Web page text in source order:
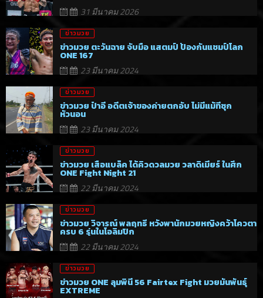
31 มีนาคม 2026
ข่าวมวย
ข่าวมวย ตะวันฉาย จับมือ แสตมป์ ป้องกันแชมป์โลก
ONE 167
23 มีนาคม 2024
ข่าวมวย
ข่าวมวย ป๋าอี อดีตเจ้าของค่ายตกอับ ไม่มีแม้ที่ซุก
หัวนอน
23 มีนาคม 2024
ข่าวมวย
ข่าวมวย เสือแบล็ค ได้คิวดวลมวย วลาดิเมียร์ ในศึก
ONE Fight Night 21
22 มีนาคม 2024
ข่าวมวย
ข่าวมวย วิจารณ์ พลฤทธิ์ หวังพานักมวยหญิงคว้าโควตา
ครบ 6 รุ่นในโอลิมปิก
22 มีนาคม 2024
ข่าวมวย
ข่าวมวย ONE ลุมพินี 56 Fairtex Fight มวยมันพันธุ์
EXTREME